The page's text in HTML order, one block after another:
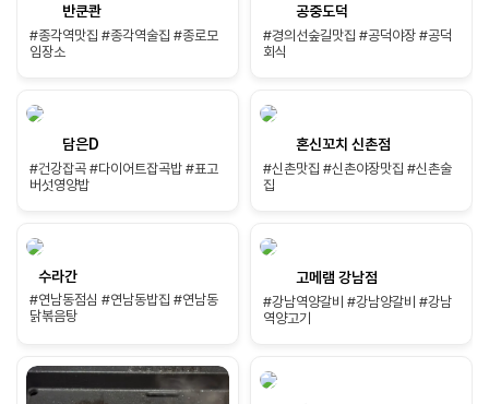
반쿤콴
#종각역맛집 #종각역술집 #종로모
임장소
공중도덕
#경의선숲길맛집 #공덕야장 #공덕
회식
담은D
#건강잡곡 #다이어트잡곡밥 #표고
버섯영양밥
혼신꼬치 신촌점
#신촌맛집 #신촌야장맛집 #신촌술
집
수라간
#연남동점심 #연남동밥집 #연남동
닭볶음탕
고메램 강남점
#강남역양갈비 #강남양갈비 #강남
역양고기